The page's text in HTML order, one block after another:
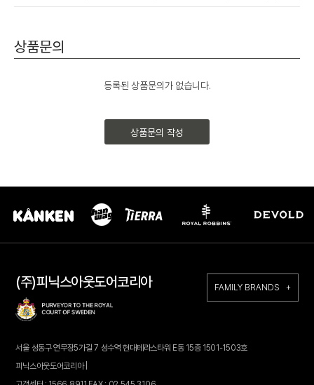
상품문의
등록된 상품문의가 없습니다.
상품문의 작성
(주)피닉스아웃도어코리아 FAMILY BRANDS +
서울 성동구 연무장5가길 7 성수역 현대테라스타워 E동 15층 1501-1503호
피닉스아웃도어코리아 |